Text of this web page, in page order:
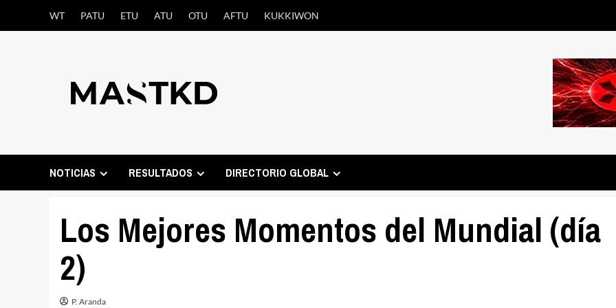
WT PATU ETU ATU OTU AFTU KUKKIWON
NOTICIAS RESULTADOS DIRECTORIO GLOBAL
Los Mejores Momentos del Mundial (día
2)
P. Aranda